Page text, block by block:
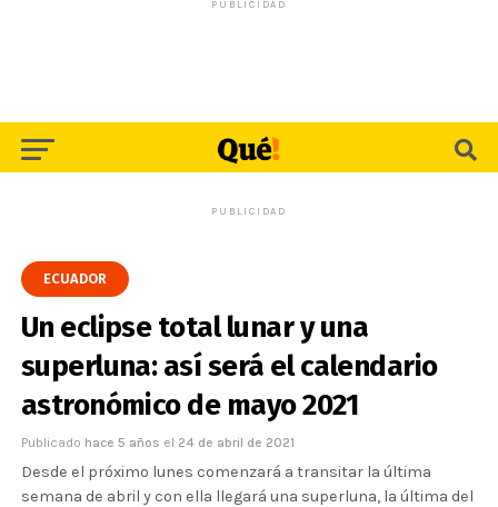
PUBLICIDAD
PUBLICIDAD
ECUADOR
Un eclipse total lunar y una
superluna: así será el calendario
astronómico de mayo 2021
Publicado hace 5 años el 24 de abril de 2021
Desde el próximo lunes comenzará a transitar la última
semana de abril y con ella llegará una superluna, la última del